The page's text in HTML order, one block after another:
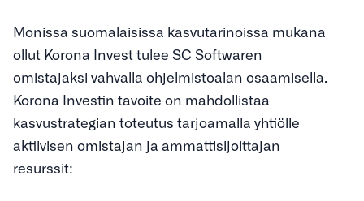
Monissa suomalaisissa kasvutarinoissa mukana
ollut Korona Invest tulee SC Softwaren
omistajaksi vahvalla ohjelmistoalan osaamisella.
Korona Investin tavoite on mahdollistaa
kasvustrategian toteutus tarjoamalla yhtiölle
aktiivisen omistajan ja ammattisijoittajan
resurssit: